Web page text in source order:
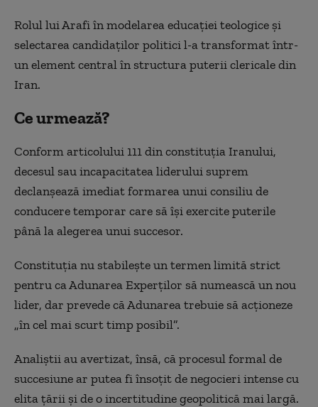
Rolul lui Arafi în modelarea educației teologice și
selectarea candidaților politici l-a transformat într-
un element central în structura puterii clericale din
Iran.
Ce urmează?
Conform articolului 111 din constituția Iranului,
decesul sau incapacitatea liderului suprem
declanșează imediat formarea unui consiliu de
conducere temporar care să își exercite puterile
până la alegerea unui succesor.
Constituția nu stabilește un termen limită strict
pentru ca Adunarea Experților să numească un nou
lider, dar prevede că Adunarea trebuie să acționeze
„în cel mai scurt timp posibil”.
Analiștii au avertizat, însă, că procesul formal de
succesiune ar putea fi însoțit de negocieri intense cu
elita țării și de o incertitudine geopolitică mai largă.